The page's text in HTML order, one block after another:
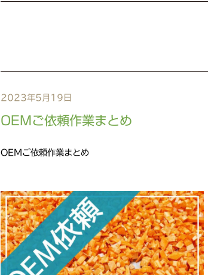
2023年5月19日
OEMご依頼作業まとめ‬
OEMご依頼作業まとめ‬‬‬‬